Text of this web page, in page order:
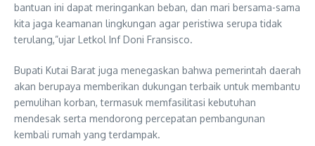
bantuan ini dapat meringankan beban, dan mari bersama-sama
kita jaga keamanan lingkungan agar peristiwa serupa tidak
terulang,”ujar Letkol Inf Doni Fransisco.
Bupati Kutai Barat juga menegaskan bahwa pemerintah daerah
akan berupaya memberikan dukungan terbaik untuk membantu
pemulihan korban, termasuk memfasilitasi kebutuhan
mendesak serta mendorong percepatan pembangunan
kembali rumah yang terdampak.